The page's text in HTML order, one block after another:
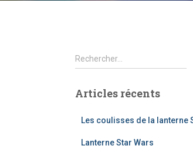
R
e
h
Rechercher…
Articles récents
Les coulisses de la lanterne
Lanterne Star Wars